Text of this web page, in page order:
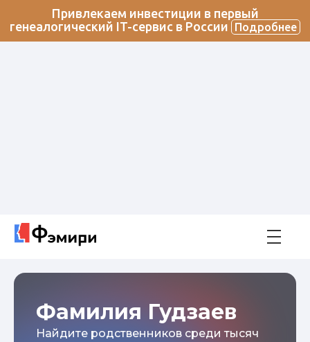
Привлекаем инвестиции в первый
генеалогический IT-сервис в России
Подробнее
Фамилия Гудзаев
Найдите родственников среди тысяч